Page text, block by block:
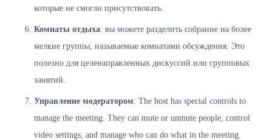
которые не смогли присутствовать.
Комнаты отдыха: вы можете разделить собрание на более
мелкие группы, называемые комнатами обсуждения. Это
полезно для целенаправленных дискуссий или групповых
занятий.
Управление модератором: The host has special controls to
manage the meeting. They can mute or unmute people, control
video settings, and manage who can do what in the meeting.